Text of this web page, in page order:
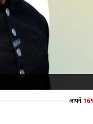
की शुरुआत की थी और
हेवन 2' को लेकर हुए
ही कम लोग होते हैं,
आपने